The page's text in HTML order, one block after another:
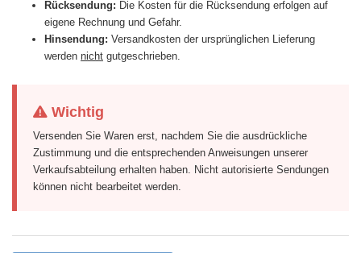
Rücksendung: Die Kosten für die Rücksendung erfolgen auf
eigene Rechnung und Gefahr.
Hinsendung: Versandkosten der ursprünglichen Lieferung
werden nicht gutgeschrieben.
Wichtig
Versenden Sie Waren erst, nachdem Sie die ausdrückliche
Zustimmung und die entsprechenden Anweisungen unserer
Verkaufsabteilung erhalten haben. Nicht autorisierte Sendungen
können nicht bearbeitet werden.